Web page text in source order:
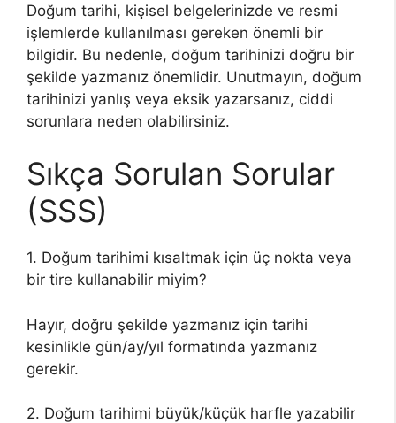
Doğum tarihi, kişisel belgelerinizde ve resmi
işlemlerde kullanılması gereken önemli bir
bilgidir. Bu nedenle, doğum tarihinizi doğru bir
şekilde yazmanız önemlidir. Unutmayın, doğum
tarihinizi yanlış veya eksik yazarsanız, ciddi
sorunlara neden olabilirsiniz.
Sıkça Sorulan Sorular
(SSS)
1. Doğum tarihimi kısaltmak için üç nokta veya
bir tire kullanabilir miyim?
Hayır, doğru şekilde yazmanız için tarihi
kesinlikle gün/ay/yıl formatında yazmanız
gerekir.
2. Doğum tarihimi büyük/küçük harfle yazabilir